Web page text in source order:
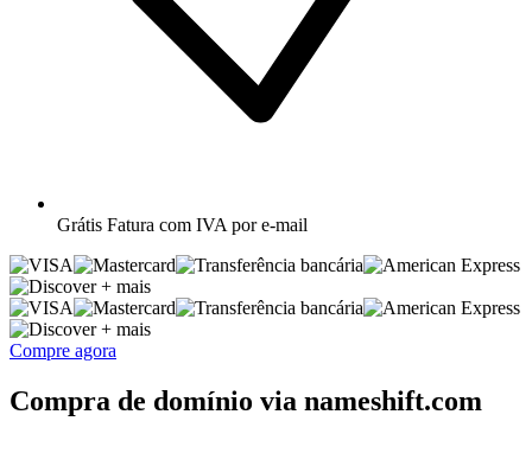
Grátis Fatura com IVA por e-mail
+ mais
+ mais
Compre agora
Compra de domínio via nameshift.com